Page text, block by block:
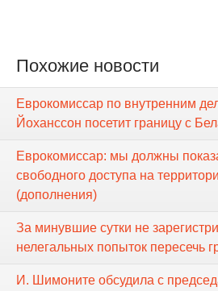
Похожие новости
Еврокомиссар по внутренним
Йоханссон посетит границу с
Eврокомиссар: мы должны
свободного доступа на
(дополнения)
За минувшие сутки не
нелегальных попыток пересечь
И. Шимоните обсудила с